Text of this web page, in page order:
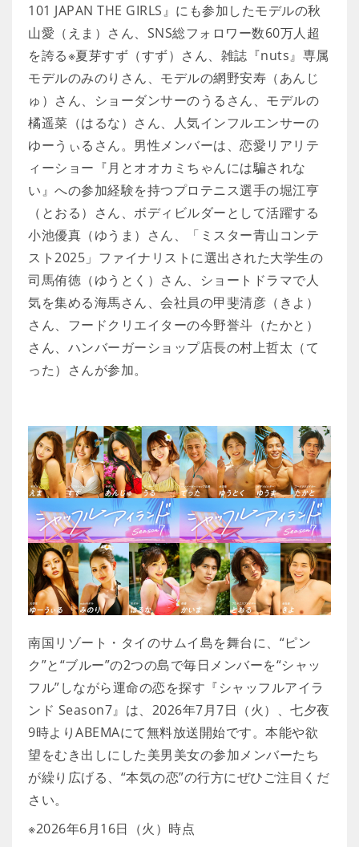
101 JAPAN THE GIRLS』にも参加したモデルの秋
山愛（えま）さん、SNS総フォロワー数60万人超
を誇る※夏芽すず（すず）さん、雑誌『nuts』専属
モデルのみのりさん、モデルの網野安寿（あんじ
ゅ）さん、ショーダンサーのうるさん、モデルの
橘遥菜（はるな）さん、人気インフルエンサーの
ゆーうぃるさん。男性メンバーは、恋愛リアリテ
ィーショー『月とオオカミちゃんには騙されな
い』への参加経験を持つプロテニス選手の堀江亨
（とおる）さん、ボディビルダーとして活躍する
小池優真（ゆうま）さん、「ミスター青山コンテ
スト2025」ファイナリストに選出された大学生の
司馬侑徳（ゆうとく）さん、ショートドラマで人
気を集める海馬さん、会社員の甲斐清彦（きよ）
さん、フードクリエイターの今野誉斗（たかと）
さん、ハンバーガーショップ店長の村上哲太（て
った）さんが参加。
南国リゾート・タイのサムイ島を舞台に、“ピン
ク”と“ブルー”の2つの島で毎日メンバーを“シャッ
フル”しながら運命の恋を探す『シャッフルアイラ
ンド Season7』は、2026年7月7日（火）、七夕夜
9時よりABEMAにて無料放送開始です。本能や欲
望をむき出しにした美男美女の参加メンバーたち
が繰り広げる、“本気の恋”の行方にぜひご注目くだ
さい。
※2026年6月16日（火）時点